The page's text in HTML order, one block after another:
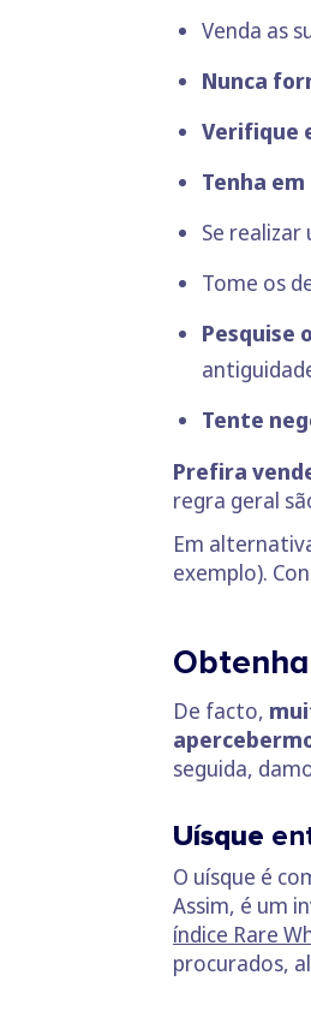
Venda as
Nunca
Verifique
Tenha
Se realizar
Tome os
Pesquise
Tente
Prefira
regra geral
Em
exemplo).
De facto,
seguida,
Uísque
O uísque é
Assim, é um
índice Rare
procurados,